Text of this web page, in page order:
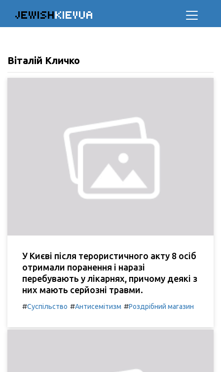
JEWISHKIEVUA
Віталій Кличко
У Києві після терористичного акту 8 осіб
отримали поранення і наразі
перебувають у лікарнях, причому деякі з
них мають серйозні травми.
#Суспільство #Антисемітизм #Роздрібний магазин